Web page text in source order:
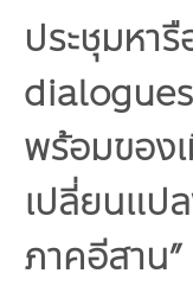
รา
กอง
กองทุน
ประชุมหา
พร้อมของ
เปลี่ยนแป
ภาคอีสาน”